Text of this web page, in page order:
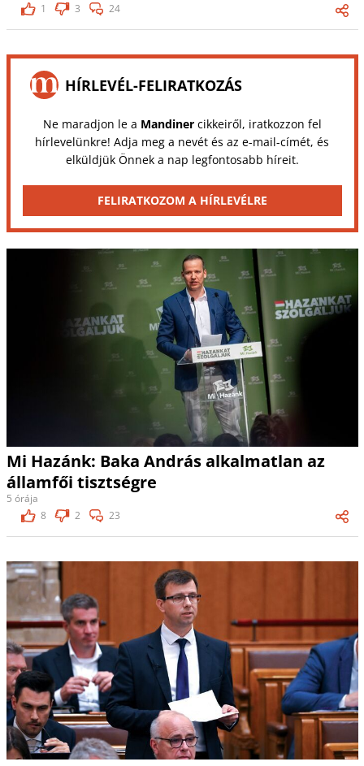
1
3 24
HÍRLEVÉL-FELIRATKOZÁS
Ne maradjon le a Mandinercikkeiről, iratkozzon fel
hírlevelünkre! Adja meg a nevét és az e-mail-címét, és
elküldjük Önnek a nap legfontosabb híreit.
FELIRATKOZOM A HÍRLEVÉLRE
Mi Hazánk: Baka András alkalmatlan az
államfői tisztségre
5 órája
8
2 23